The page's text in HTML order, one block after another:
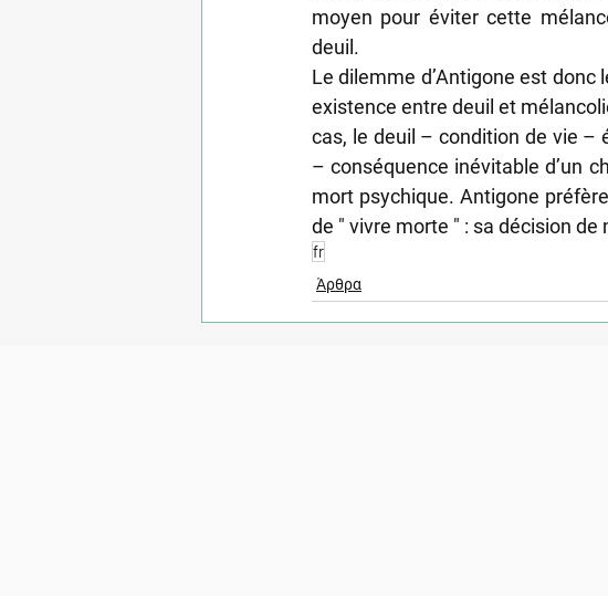
moyen pour éviter cette
deuil.
Le dilemme d’Antigone est
existence entre deuil et
cas, le deuil – condition de vie –
– conséquence inévitable d’un
mort psychique. Antigone
de " vivre morte " : sa décision
fr
Άρθρα